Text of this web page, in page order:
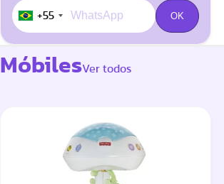
+55
MóbilesVer todos